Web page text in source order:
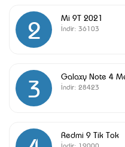
2 Mi 9T 2021
İndir: 36103
3 Galaxy Note 4
İndir: 28423
Redmi 9 Tik Tok